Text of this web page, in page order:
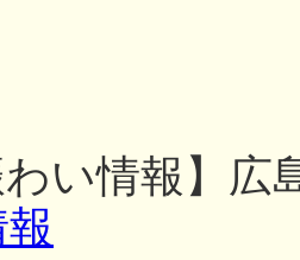
わい情報】広